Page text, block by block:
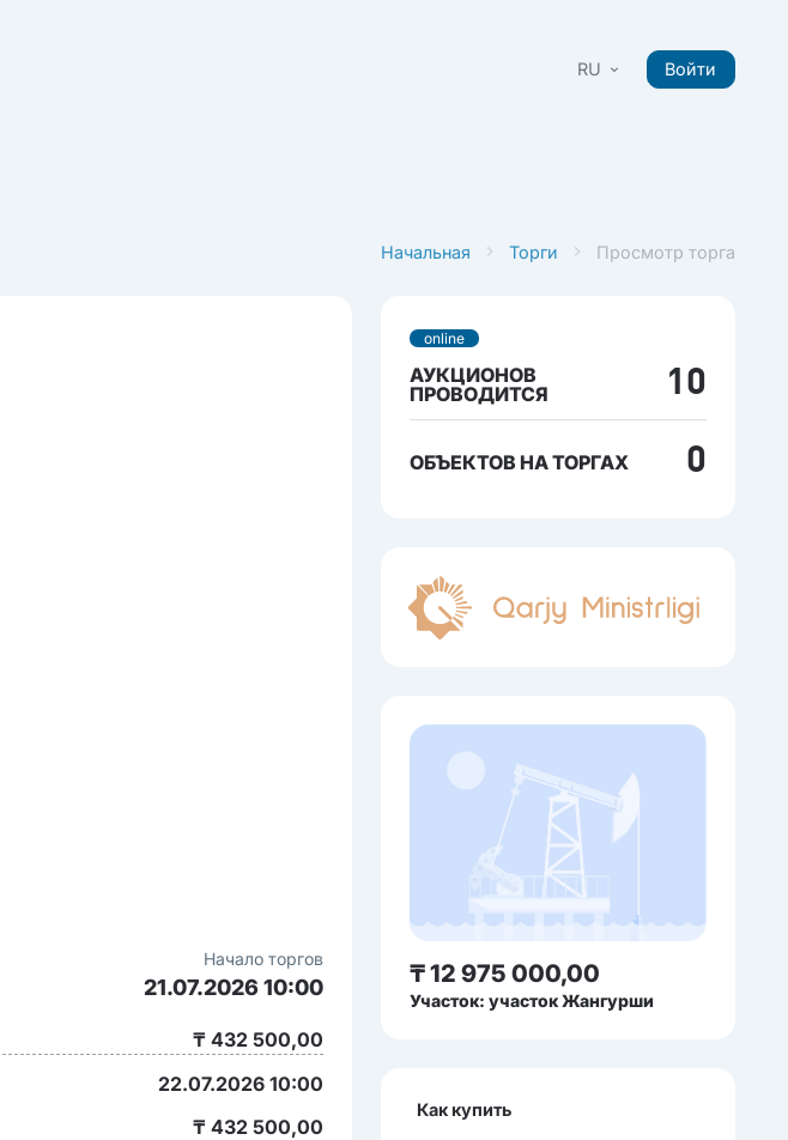
RU Войти
Начальная Торги Просмотр торга
Начало торгов
21.07.2026 10:00
₸ 432 500,00
22.07.2026 10:00
₸ 432 500,00
online
АУКЦИОНОВ
ПРОВОДИТСЯ
10
ОБЪЕКТОВ НА ТОРГАХ 0
₸ 12 975 000,00
Участок: участок Жангурши
Как купить